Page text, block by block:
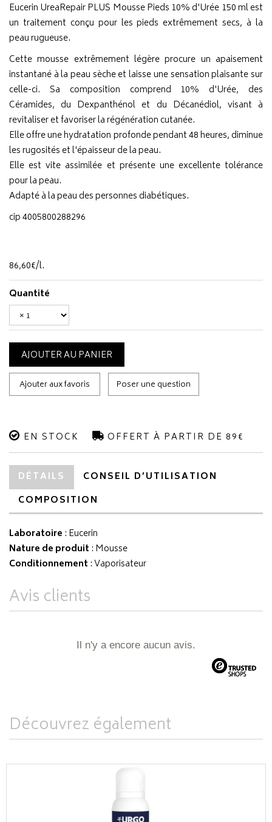
Eucerin UreaRepair PLUS Mousse Pieds 10% d'Urée 150 ml est
un traitement conçu pour les pieds extrêmement secs, à la
peau rugueuse.
Cette mousse extrêmement légère procure un apaisement
instantané à la peau sèche et laisse une sensation plaisante sur
celle-ci. Sa composition comprend 10% d'Urée, des
Céramides, du Dexpanthénol et du Décanédiol, visant à
revitaliser et favoriser la régénération cutanée.
Elle offre une hydratation profonde pendant 48 heures, diminue
les rugosités et l'épaisseur de la peau.
Elle est vite assimilée et présente une excellente tolérance
pour la peau.
Adapté à la peau des personnes diabétiques.
cip 4005800288296
86,60€/l.
Quantité
AJOUTER AU PANIER
Ajouter aux favoris Poser une question
EN STOCK OFFERT À PARTIR DE 89€
DÉTAILS
CONSEIL D’UTILISATION
COMPOSITION
Laboratoire : Eucerin
Nature de produit : Mousse
Conditionnement : Vaporisateur
Avis clients
Il n'y a encore aucun avis.
Découvrez également